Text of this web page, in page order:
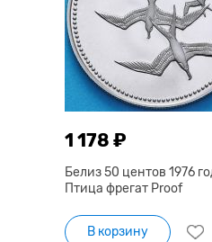
1 178 ₽
Белиз 50 центов 1976
Птица фрегат Proof
В корзину